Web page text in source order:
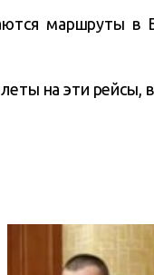
маршруты в
на эти рейсы,